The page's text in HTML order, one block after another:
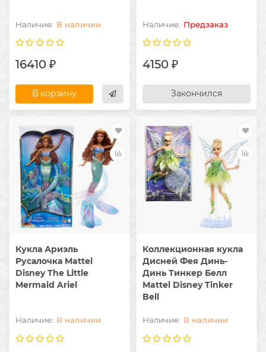
В наличии
16410 ₽
В корзину
Предзаказ
4150 ₽
Закончился
Кукла Ариэль
Русалочка Mattel
Disney The Little
Mermaid Ariel
В наличии
Коллекционная кукла
Дисней Фея Динь-
Динь Тинкер Белл
Mattel ​Disney Tinker
Bell
В наличии